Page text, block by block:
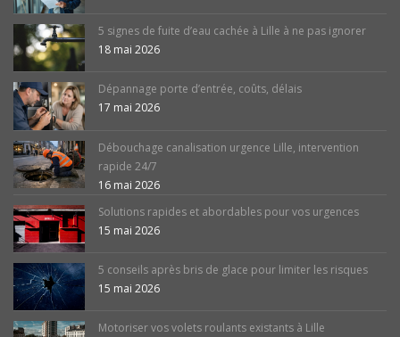
5 signes de fuite d’eau cachée à Lille à ne pas ignorer
18 mai 2026
Dépannage porte d’entrée, coûts, délais
17 mai 2026
Débouchage canalisation urgence Lille, intervention
rapide 24/7
16 mai 2026
Solutions rapides et abordables pour vos urgences
15 mai 2026
5 conseils après bris de glace pour limiter les risques
15 mai 2026
Motoriser vos volets roulants existants à Lille